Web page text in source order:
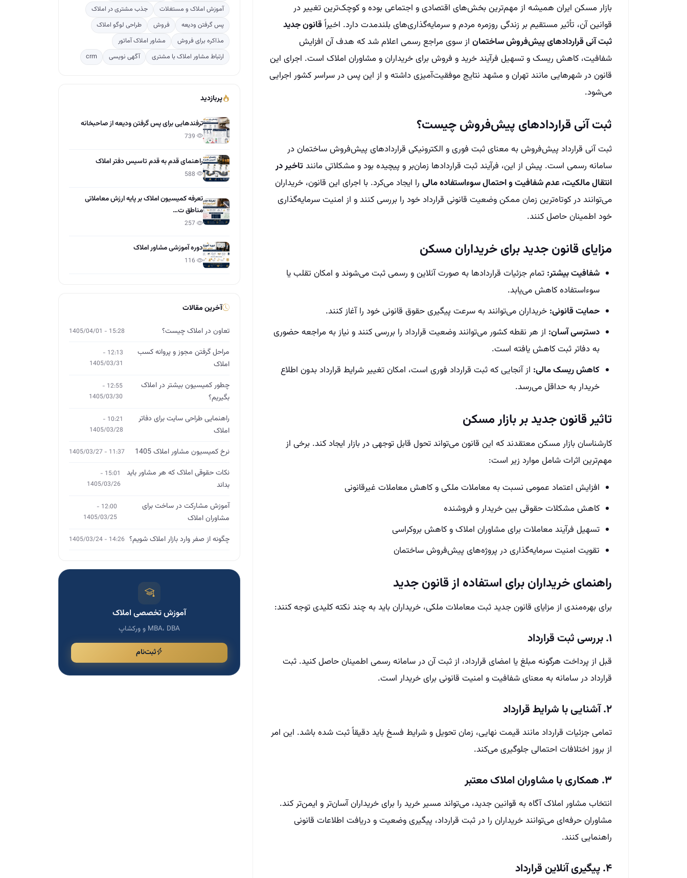
بازار مسکن ایران همیشه از مهم‌ترین بخش‌های اقتصادی و اجتماعی بوده و کوچک‌ترین تغییر در
قوانین آن، تأثیر مستقیم بر زندگی روزمره مردم و سرمایه‌گذاری‌های بلندمدت دارد. اخیراًقانون جدید
ثبت آنی قراردادهای پیش‌فروش ساختمان از سوی مراجع رسمی اعلام شد که هدف آن افزایش
شفافیت، کاهش ریسک و تسهیل فرآیند خرید و فروش برای خریداران و مشاوران املاک است. اجرای این
قانون در شهرهایی مانند تهران و مشهد نتایج موفقیت‌آمیزی داشته و از این پس در سراسر کشور اجرایی
می‌شود.
ثبت آنی قراردادهای پیش‌فروش چیست؟
ثبت آنی قرارداد پیش‌فروش به معنای ثبت فوری و الکترونیکی قراردادهای پیش‌فروش ساختمان در
سامانه رسمی است. پیش از این، فرآیند ثبت قراردادها زمان‌بر و پیچیده بود و مشکلاتی مانند تاخیر در
انتقال مالکیت، عدم شفافیت و احتمال سوءاستفاده مالی را ایجاد می‌کرد. با اجرای این قانون، خریداران
می‌توانند در کوتاه‌ترین زمان ممکن وضعیت قانونی قرارداد خود را بررسی کنند و از امنیت سرمایه‌گذاری
خود اطمینان حاصل کنند.
مزایای قانون جدید برای خریداران مسکن
شفافیت بیشتر: تمام جزئیات قراردادها به صورت آنلاین و رسمی ثبت می‌شوند و امکان تقلب یا
سوءاستفاده کاهش می‌یابد.
حمایت قانونی: خریداران می‌توانند به سرعت پیگیری حقوق قانونی خود را آغاز کنند.
دسترسی آسان: از هر نقطه کشور می‌توانند وضعیت قرارداد را بررسی کنند و نیاز به مراجعه حضوری
به دفاتر ثبت کاهش یافته است.
کاهش ریسک مالی: از آنجایی که ثبت قرارداد فوری است، امکان تغییر شرایط قرارداد بدون اطلاع
خریدار به حداقل می‌رسد.
تاثیر قانون جدید بر بازار مسکن
کارشناسان بازار مسکن معتقدند که این قانون می‌تواند تحول قابل توجهی در بازار ایجاد کند. برخی از
مهم‌ترین اثرات شامل موارد زیر است:
افزایش اعتماد عمومی نسبت به معاملات ملکی و کاهش معاملات غیرقانونی
کاهش مشکلات حقوقی بین خریدار و فروشنده
تسهیل فرآیند معاملات برای مشاوران املاک و کاهش بروکراسی
تقویت امنیت سرمایه‌گذاری در پروژه‌های پیش‌فروش ساختمان
راهنمای خریداران برای استفاده از قانون جدید
برای بهره‌مندی از مزایای قانون جدید ثبت معاملات ملکی، خریداران باید به چند نکته کلیدی توجه کنند:
۱. بررسی ثبت قرارداد
قبل از پرداخت هرگونه مبلغ یا امضای قرارداد، از ثبت آن در سامانه رسمی اطمینان حاصل کنید. ثبت
قرارداد در سامانه به معنای شفافیت و امنیت قانونی برای خریدار است.
۲. آشنایی با شرایط قرارداد
تمامی جزئیات قرارداد مانند قیمت نهایی، زمان تحویل و شرایط فسخ باید دقیقاً ثبت شده باشد. این امر
از بروز اختلافات احتمالی جلوگیری می‌کند.
۳. همکاری با مشاوران املاک معتبر
انتخاب مشاور املاک آگاه به قوانین جدید، می‌تواند مسیر خرید را برای خریداران آسان‌تر و ایمن‌تر کند.
مشاوران حرفه‌ای می‌توانند خریداران را در ثبت قرارداد، پیگیری وضعیت و دریافت اطلاعات قانونی
راهنمایی کنند.
۴. پیگیری آنلاین قرارداد
آموزش املاک و مستغلات
جذب مشتری در املاک
پس گرفتن ودیعه
فروش
طراحی لوگو املاک
مذاکره برای فروش
مشاور املاک آماتور
ارتباط مشاور املاک با مشتری
آگهی نویسی crm
پربازدید
ترفندهایی برای پس گرفتن ودیعه از صاحبخانه
راهنمای قدم به قدم تاسیس دفتر املاک
تعرفه کمیسیون املاک بر پایه ارزش معاملاتی
مناطق ت…
دوره آموزشی مشاور املاک
آخرین مقالات
تعاون در املاک چیست؟ 15:28 - 1405/04/01
مراحل گرفتن مجوز و پروانه کسب
املاک
12:13 -
1405/03/31
چطور کمیسیون بیشتر در املاک
بگیریم؟
12:55 -
1405/03/30
راهنمایی طراحی سایت برای دفاتر
املاک
10:21 -
1405/03/28
نرخ کمیسیون مشاور املاک 1405 11:37 - 1405/03/27
نکات حقوقی املاک که هر مشاور باید
بداند
15:01 -
1405/03/26
آموزش مشارکت در ساخت برای
مشاوران املاک
12:00 -
1405/03/25
چگونه از صفر وارد بازار املاک شویم؟ 14:26 - 1405/03/24
آموزش تخصصی املاک
MBA، DBA و ورکشاپ
ثبت‌نام